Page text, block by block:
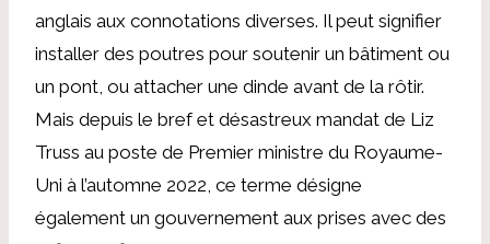
anglais aux connotations diverses. Il peut signifier
installer des poutres pour soutenir un bâtiment ou
un pont, ou attacher une dinde avant de la rôtir.
Mais depuis le bref et désastreux mandat de Liz
Truss au poste de Premier ministre du Royaume-
Uni à l’automne 2022, ce terme désigne
également un gouvernement aux prises avec des